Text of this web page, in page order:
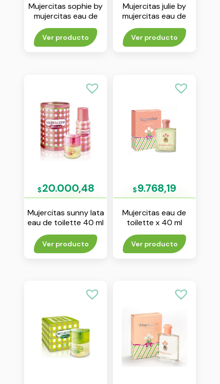
Mujercitas sophie by
mujercitas eau de
toilette x 50 ml
Ver producto
Mujercitas julie by
mujercitas eau de
toilette x 50 ml
Ver producto
$20.000,48
Mujercitas sunny lata
eau de toilette 40 ml
+ desod spray x 102
ml
Ver producto
$9.768,19
Mujercitas eau de
toilette x 40 ml
Ver producto